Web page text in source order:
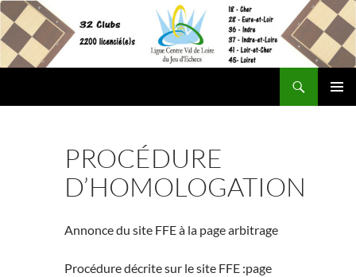
Aller
au
contenu
PROCÉDURE
D’HOMOLOGATION
Annonce du site FFE à la page arbitrage
Procédure décrite sur le site FFE :page